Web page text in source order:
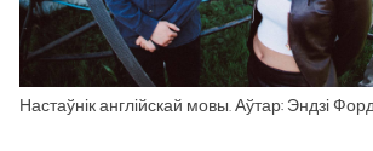
Настаўнік англійскай мовы. Аўтар: Эндзі